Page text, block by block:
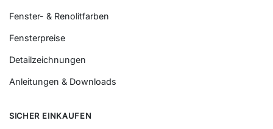
Fenster- & Renolitfarben
Fensterpreise
Detailzeichnungen
Anleitungen & Downloads
SICHER EINKAUFEN